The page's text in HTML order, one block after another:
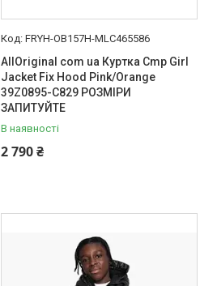
FRYH-OB157H-MLC465586
AllOriginal com ua Куртка Cmp Girl
Jacket Fix Hood Pink/Orange
39Z0895-C829 РОЗМІРИ
ЗАПИТУЙТЕ
В наявності
2 790 ₴